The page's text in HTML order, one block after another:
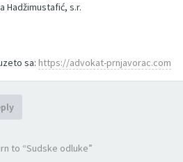
Hadžimustafić, s.r.
sa: https://advokat-prnjavorac.com
to “Sudske odluke”